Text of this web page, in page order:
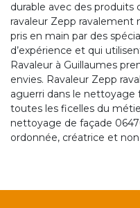
durable avec des produits
ravaleur Zepp ravalement
pris en main par des
d’expérience et qui
Ravaleur à Guillaumes
envies. Ravaleur Zepp
aguerri dans le nettoyage
toutes les ficelles du
nettoyage de façade
ordonnée, créatrice et